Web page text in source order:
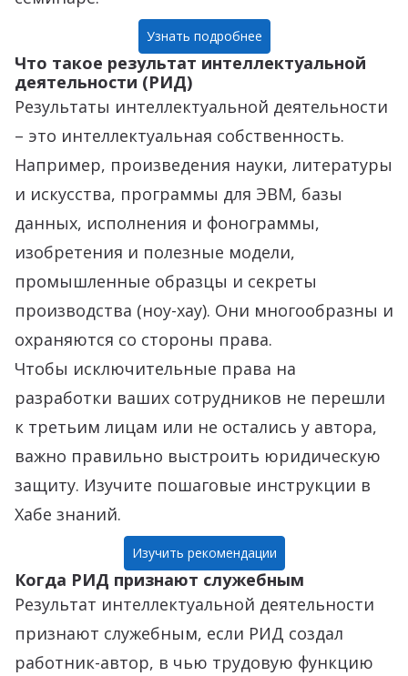
Узнать подробнее
Что такое результат интеллектуальной
деятельности (РИД)
Результаты интеллектуальной деятельности
– это интеллектуальная собственность.
Например, произведения науки, литературы
и искусства, программы для ЭВМ, базы
данных, исполнения и фонограммы,
изобретения и полезные модели,
промышленные образцы и секреты
производства (ноу-хау). Они многообразны и
охраняются со стороны права.
Чтобы исключительные права на
разработки ваших сотрудников не перешли
к третьим лицам или не остались у автора,
важно правильно выстроить юридическую
защиту. Изучите пошаговые инструкции в
Хабе знаний.
Изучить рекомендации
Когда РИД признают служебным
Результат интеллектуальной деятельности
признают служебным, если РИД создал
работник-автор, в чью трудовую функцию